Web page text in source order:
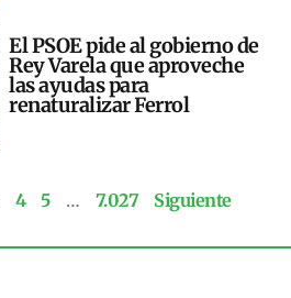
El PSOE pide al gobierno de
Rey Varela que aproveche
las ayudas para
renaturalizar Ferrol
4 5 … 7.027 Siguiente